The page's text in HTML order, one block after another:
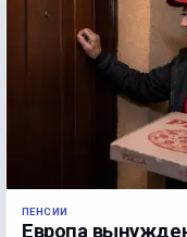
ПЕНСИИ
Европа